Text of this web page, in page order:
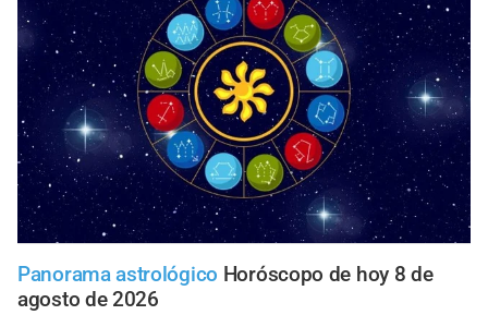
Panorama astrológico Horóscopo de hoy 8 de
agosto de 2026